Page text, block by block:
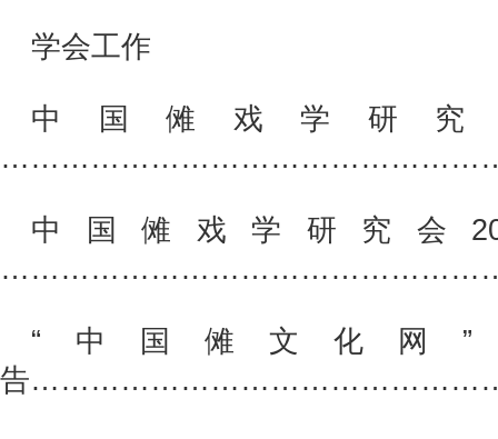
学会工作
中国傩戏学研
中国傩戏学研究会
“中国傩文化网”
告